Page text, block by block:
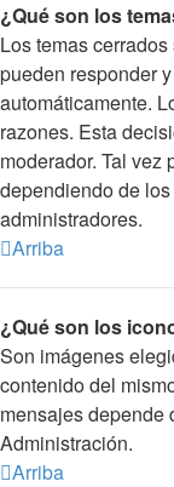
¿Qué son los
Los temas
pueden responder
automáticamente.
razones. Esta
moderador. Tal vez
dependiendo de
administradores.
Arriba
¿Qué son los
Son imágenes
contenido del
mensajes depende
Administración.
Arriba